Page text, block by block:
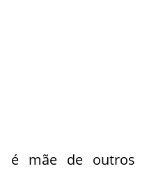
é mãe de outros